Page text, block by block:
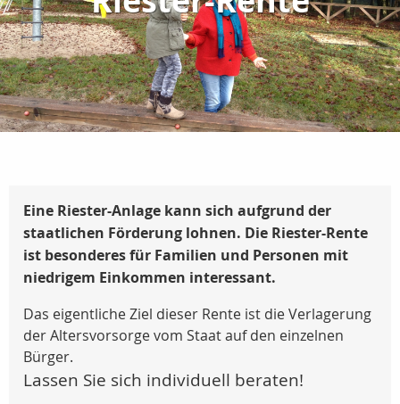
Eine Riester-Anlage kann sich aufgrund der
staatlichen Förderung lohnen. Die Riester-Rente
ist besonderes für Familien und Personen mit
niedrigem Einkommen interessant.
Das eigentliche Ziel dieser Rente ist die Verlagerung
der Altersvorsorge vom Staat auf den einzelnen
Bürger.
Lassen Sie sich individuell beraten!